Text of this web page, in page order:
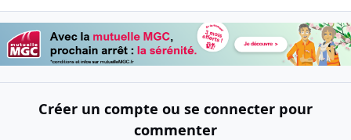
Créer un compte ou se connecter pour
commenter